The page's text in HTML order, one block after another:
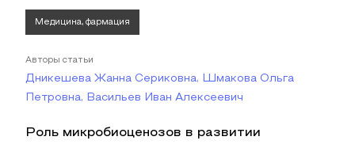
Медицина, фармация
Авторы статьи
Дникешева Жанна Сериковна, Шмакова Ольга
Петровна, Васильев Иван Алексеевич
Роль микробиоценозов в развитии